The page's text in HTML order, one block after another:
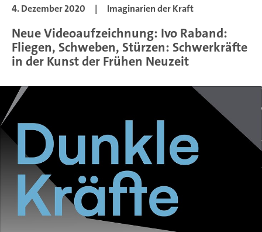
4. Dezember 2020 | Imaginarien der Kraft
Neue Videoaufzeichnung: Ivo Raband:
Fliegen, Schweben, Stürzen: Schwerkräfte
in der Kunst der Frühen Neuzeit